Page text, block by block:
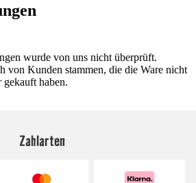
wurde von uns nicht überprüft.
von Kunden stammen, die die Ware nicht
haben.
Zahlarten